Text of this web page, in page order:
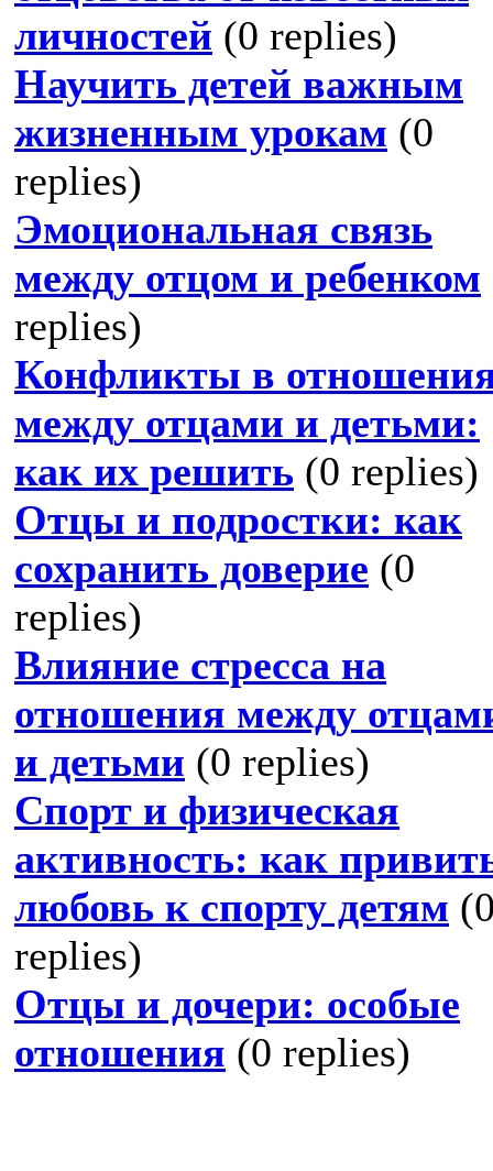
личностей (0 replies)
Научить детей важным
жизненным урокам (0
replies)
Эмоциональная связь
между отцом и ребенком
replies)
Конфликты в
между отцами и детьми:
как их решить (0 replies)
Отцы и подростки: как
сохранить доверие (0
replies)
Влияние стресса на
отношения между
и детьми (0 replies)
Спорт и физическая
активность: как
любовь к спорту детям
replies)
Отцы и дочери: особые
отношения (0 replies)